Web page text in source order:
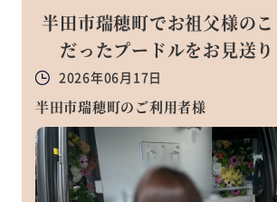
半田市瑞穂町でお祖父様の
だったプードルをお見送
2026年06月17日
半田市瑞穂町のご利用者様